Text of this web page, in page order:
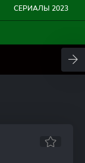
СЕРИАЛЫ 2023